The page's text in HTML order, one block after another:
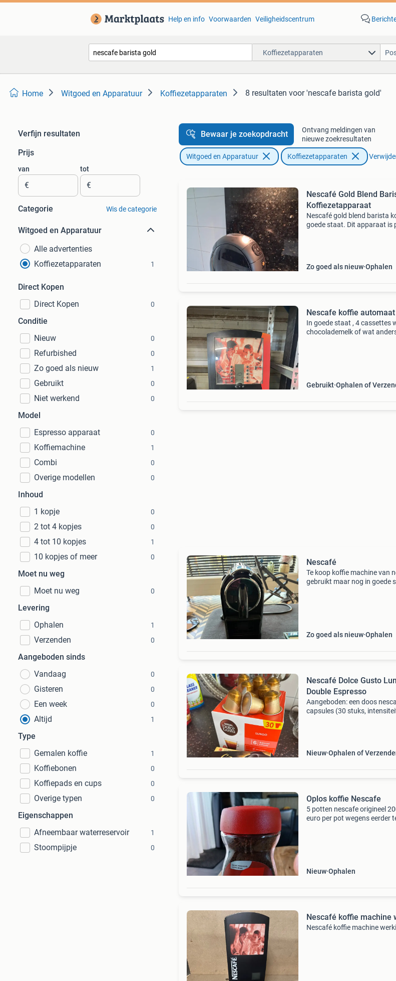
Help en info Voorwaarden Veiligheidscentrum
Koffiezetapparaten
Home Witgoed en Apparatuur Koffiezetapparaten 8 resultaten voor 'nescafe barista gold'
Verfijn resultaten
Prijs
van
€
tot
€
Categorie Wis de categorie
Witgoed en Apparatuur
Alle advertenties
Koffiezetapparaten
1
Direct Kopen
Direct Kopen
0
Conditie
Nieuw
0
Refurbished 0
Zo goed als nieuw 1
Gebruikt 0
Niet werkend 0
Model
Espresso apparaat
0
Koffiemachine 1
Combi 0
Overige modellen 0
Inhoud
1 kopje
0
2 tot 4 kopjes 0
4 tot 10 kopjes 1
10 kopjes of meer 0
Moet nu weg
Moet nu weg
0
Levering
Ophalen
1
Verzenden 0
Aangeboden sinds
Vandaag
0
Gisteren 0
Een week 0
Altijd 1
Type
Gemalen koffie
1
Koffiebonen 0
Koffiepads en cups 0
Overige typen 0
Eigenschappen
Afneembaar waterreservoir
1
Stoompijpje 0
Bewaar je zoekopdracht
Ontvang meldingen van
nieuwe zoekresultaten
Witgoed en Apparatuur Koffiezetapparaten
Nescafé Gold Blend
Koffiezetapparaat
Nescafé gold blend barista
goede staat. Dit apparaat is
Zo goed als nieuw Ophalen
Nescafe koffie automaat
In goede staat , 4 cassettes
chocolademelk of wat
Gebruikt Ophalen of
Nescafé
Te koop koffie machine van
gebruikt maar nog in goede
Zo goed als nieuw Ophalen
Nescafé Dolce Gusto
Double Espresso
Aangeboden: een doos
capsules (30 stuks,
Nieuw Ophalen of
Oplos koffie Nescafe
5 potten nescafe origineel
euro per pot wegens eerder
Nieuw Ophalen
Nescafé koffie machine
Nescafé koffie machine